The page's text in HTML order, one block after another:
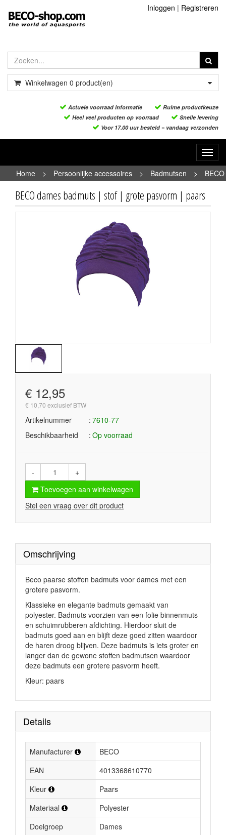
Inloggen | Registreren
Winkelwagen 0 product(en)
Actuele voorraad informatie
Ruime productkeuze
Heel veel producten op voorraad
Snelle levering
Voor 17.00 uur besteld = vandaag verzonden
Home
> Persoonlijke accessoires > Badmutsen >
BECO
dames badmuts | stof | grote pasvorm | paars
BECO dames badmuts | stof | grote pasvorm | paars
€ 12,95
€ 10,70 exclusief BTW
Artikelnummer
7610-77
Beschikbaarheid
Op voorraad
-
+
Toevoegen aan winkelwagen
Stel een vraag over dit product
Omschrijving
Beco paarse stoffen badmuts voor dames met een
grotere pasvorm.
Klassieke en elegante badmuts gemaakt van
polyester. Badmuts voorzien van een folie binnenmuts
en schuimrubberen afdichting. Hierdoor sluit de
badmuts goed aan en blijft deze goed zitten waardoor
de haren droog blijven. Deze badmuts is iets groter en
langer dan de gewone stoffen badmutsen waardoor
deze badmuts een grotere pasvorm heeft.
Kleur: paars
Details
Manufacturer
BECO
EAN
4013368610770
Kleur
Paars
Materiaal
Polyester
Doelgroep
Dames